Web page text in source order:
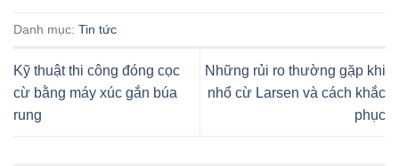
Danh mục: Tin tức
Kỹ thuật thi công đóng cọc
cừ bằng máy xúc gắn búa
rung
Những rủi ro thường gặp khi
nhổ cừ Larsen và cách khắc
phục